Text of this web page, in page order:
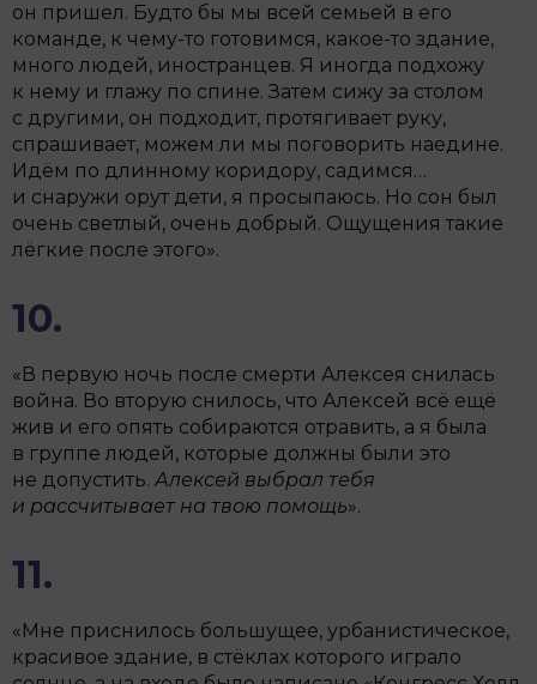
он пришел. Будто бы мы всей семьей в его
команде, к чему-то готовимся, какое-то здание,
много людей, иностранцев. Я иногда подхожу
к нему и глажу по спине. Затем сижу за столом
с другими, он подходит, протягивает руку,
спрашивает, можем ли мы поговорить наедине.
Идём по длинному коридору, садимся…
и снаружи орут дети, я просыпаюсь. Но сон был
очень светлый, очень добрый. Ощущения такие
лёгкие после этого».
10.
«В первую ночь после смерти Алексея снилась
война. Во вторую снилось, что Алексей всё ещё
жив и его опять собираются отравить, а я была
в группе людей, которые должны были это
не допустить. Алексей выбрал тебя
и рассчитывает на твою помощь».
11.
«Мне приснилось большущее, урбанистическое,
красивое здание, в стёклах которого играло